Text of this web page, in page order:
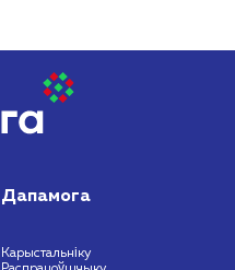
Дапамога
Карыстальніку